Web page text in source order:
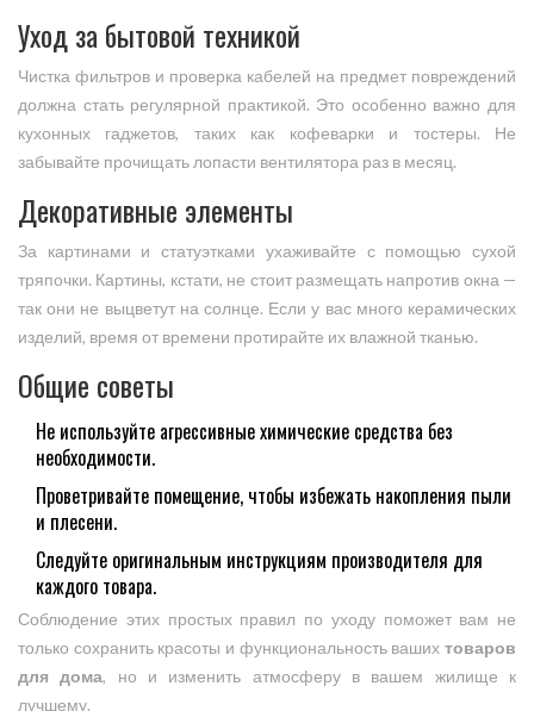
Уход за бытовой техникой
Чистка фильтров и проверка кабелей на предмет повреждений
должна стать регулярной практикой. Это особенно важно для
кухонных гаджетов, таких как кофеварки и тостеры. Не
забывайте прочищать лопасти вентилятора раз в месяц.
Декоративные элементы
За картинами и статуэтками ухаживайте с помощью сухой
тряпочки. Картины, кстати, не стоит размещать напротив окна —
так они не выцветут на солнце. Если у вас много керамических
изделий, время от времени протирайте их влажной тканью.
Общие советы
Не используйте агрессивные химические средства без
необходимости.
Проветривайте помещение, чтобы избежать накопления пыли
и плесени.
Следуйте оригинальным инструкциям производителя для
каждого товара.
Соблюдение этих простых правил по уходу поможет вам не
только сохранить красоты и функциональность ваших товаров
для дома, но и изменить атмосферу в вашем жилище к
лучшему.